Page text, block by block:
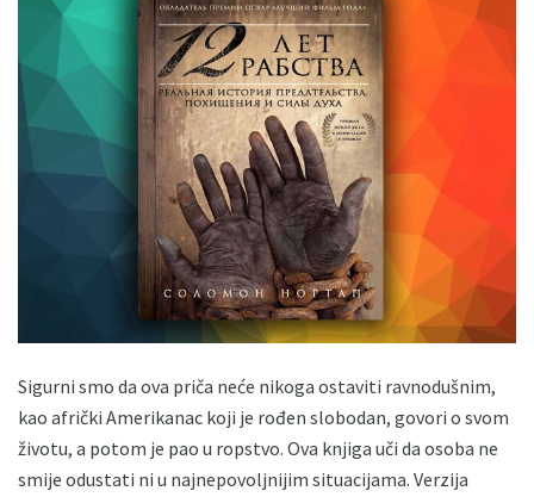
Sigurni smo da ova priča neće nikoga ostaviti ravnodušnim,
kao afrički Amerikanac koji je rođen slobodan, govori o svom
životu, a potom je pao u ropstvo. Ova knjiga uči da osoba ne
smije odustati ni u najnepovoljnijim situacijama. Verzija